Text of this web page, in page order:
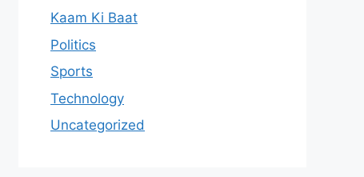
Kaam Ki Baat
Politics
Sports
Technology
Uncategorized